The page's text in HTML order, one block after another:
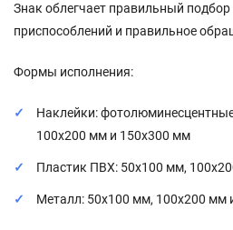
Знак облегчает правильный
приспособлений и правильное
Формы исполнения:
Наклейки:
100x200 мм и 150x300 мм
Пластик ПВХ: 50x100 мм,
Металл: 50x100 мм, 100x200 мм